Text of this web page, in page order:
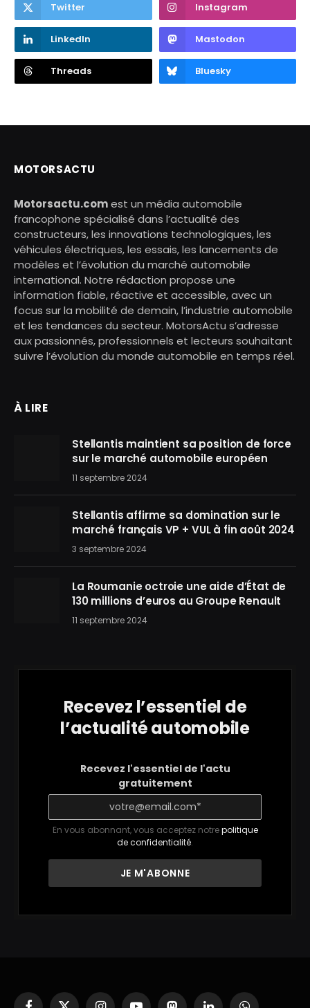
Twitter Instagram
LinkedIn Mastodon
Threads Bluesky
MOTORSACTU
Motorsactu.comest un média automobile
francophone spécialisé dans l’actualité des
constructeurs, les innovations technologiques, les
véhicules électriques, les essais, les lancements de
modèles et l’évolution du marché automobile
international. Notre rédaction propose une
information fiable, réactive et accessible, avec un
focus sur la mobilité de demain, l’industrie automobile
et les tendances du secteur. MotorsActu s’adresse
aux passionnés, professionnels et lecteurs souhaitant
suivre l’évolution du monde automobile en temps réel.
À LIRE
Stellantis maintient sa position de force
sur le marché automobile européen
11 septembre 2024
Stellantis affirme sa domination sur le
marché français VP + VUL à fin août 2024
3 septembre 2024
La Roumanie octroie une aide d’État de
130 millions d’euros au Groupe Renault
11 septembre 2024
Recevez l’essentiel de
l’actualité automobile
Recevez l'essentiel de l'actu
gratuitement
En vous abonnant, vous acceptez notrepolitique
de confidentialité.